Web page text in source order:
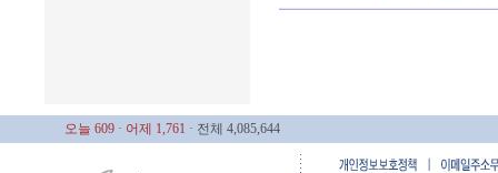
오늘 609 · 어제 1,761 · 전체 4,085,644